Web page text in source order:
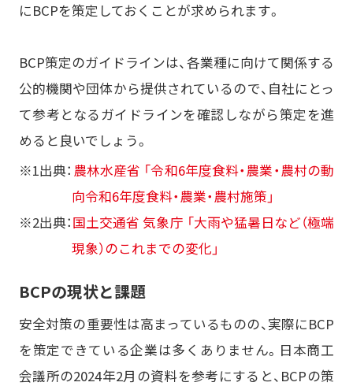
にBCPを策定しておくことが求められます。
BCP策定のガイドラインは、各業種に向けて関係する
公的機関や団体から提供されているので、自社にとっ
て参考となるガイドラインを確認しながら策定を進
めると良いでしょう。
※1出典： 農林水産省 「令和6年度食料・農業・農村の動
向令和6年度食料・農業・農村施策」
※2出典：国土交通省 気象庁 「大雨や猛暑日など（極端
現象）のこれまでの変化」
BCPの現状と課題
安全対策の重要性は高まっているものの、実際にBCP
を策定できている企業は多くありません。日本商工
会議所の2024年2月の資料を参考にすると、BCPの策